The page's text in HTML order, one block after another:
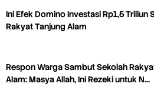
Ini Efek Domino Investasi Rp1,5 Triliun
Rakyat Tanjung Alam
Respon Warga Sambut Sekolah
Alam: Masya Allah, Ini Rezeki untuk N…